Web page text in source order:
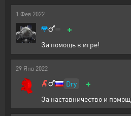
1 Фев 2022
+
За помощь в игре!
29 Янв 2022
Dry +
За наставничество и